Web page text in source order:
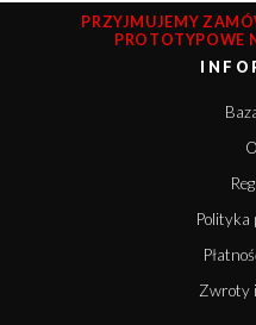
PRZYJMUJEMY
PROTOTYPOWE
Polityka
Zwroty